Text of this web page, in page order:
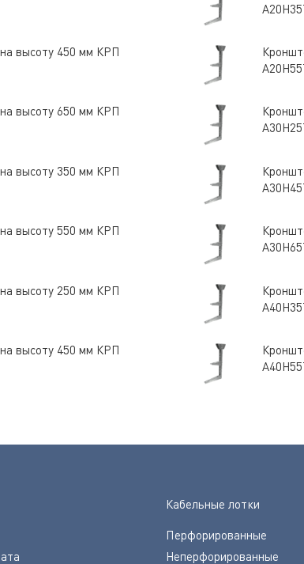
высоту 450 мм КРП
высоту 650 мм КРП
высоту 350 мм КРП
высоту 550 мм КРП
высоту 250 мм КРП
высоту 450 мм КРП
Кабельные лотки
Перфорированные
Неперфорированные